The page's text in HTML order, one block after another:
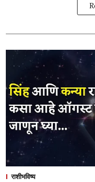
राशीभविष्य